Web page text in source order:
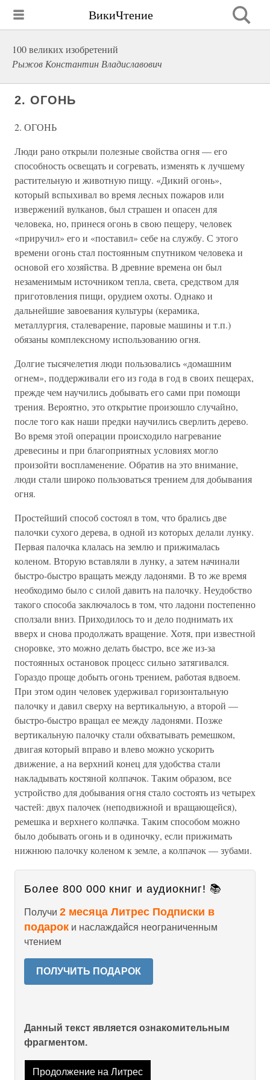
ВикиЧтение
100 великих изобретений
Рыжов Константин Владиславович
2. ОГОНЬ
2. ОГОНЬ
Люди рано открыли полезные свойства огня — его
способность освещать и согревать, изменять к лучшему
растительную и животную пищу. «Дикий огонь»,
который вспыхивал во время лесных пожаров или
извержений вулканов, был страшен и опасен для
человека, но, принеся огонь в свою пещеру, человек
«приручил» его и «поставил» себе на службу. С этого
времени огонь стал постоянным спутником человека и
основой его хозяйства. В древние времена он был
незаменимым источником тепла, света, средством для
приготовления пищи, орудием охоты. Однако и
дальнейшие завоевания культуры (керамика,
металлургия, сталеварение, паровые машины и т.п.)
обязаны комплексному использованию огня.
Долгие тысячелетия люди пользовались «домашним
огнем», поддерживали его из года в год в своих пещерах,
прежде чем научились добывать его сами при помощи
трения. Вероятно, это открытие произошло случайно,
после того как наши предки научились сверлить дерево.
Во время этой операции происходило нагревание
древесины и при благоприятных условиях могло
произойти воспламенение. Обратив на это внимание,
люди стали широко пользоваться трением для добывания
огня.
Простейший способ состоял в том, что брались две
палочки сухого дерева, в одной из которых делали лунку.
Первая палочка клалась на землю и прижималась
коленом. Вторую вставляли в лунку, а затем начинали
быстро-быстро вращать между ладонями. В то же время
необходимо было с силой давить на палочку. Неудобство
такого способа заключалось в том, что ладони постепенно
сползали вниз. Приходилось то и дело поднимать их
вверх и снова продолжать вращение. Хотя, при известной
сноровке, это можно делать быстро, все же из-за
постоянных остановок процесс сильно затягивался.
Гораздо проще добыть огонь трением, работая вдвоем.
При этом один человек удерживал горизонтальную
палочку и давил сверху на вертикальную, а второй —
быстро-быстро вращал ее между ладонями. Позже
вертикальную палочку стали обхватывать ремешком,
двигая который вправо и влево можно ускорить
движение, а на верхний конец для удобства стали
накладывать костяной колпачок. Таким образом, все
устройство для добывания огня стало состоять из четырех
частей: двух палочек (неподвижной и вращающейся),
ремешка и верхнего колпачка. Таким способом можно
было добывать огонь и в одиночку, если прижимать
нижнюю палочку коленом к земле, а колпачок — зубами.
Более 800 000 книг и аудиокниг! 📚
Получи 2 месяца Литрес Подписки в
подарок и наслаждайся неограниченным
чтением
ПОЛУЧИТЬ ПОДАРОК
Данный текст является ознакомительным
фрагментом.
Продолжение на Литрес